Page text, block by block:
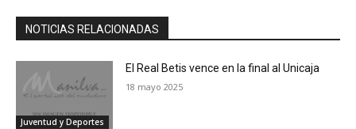
NOTICIAS RELACIONADAS
Juventud y Deportes
El Real Betis vence en la final al Unicaja
18 mayo 2025